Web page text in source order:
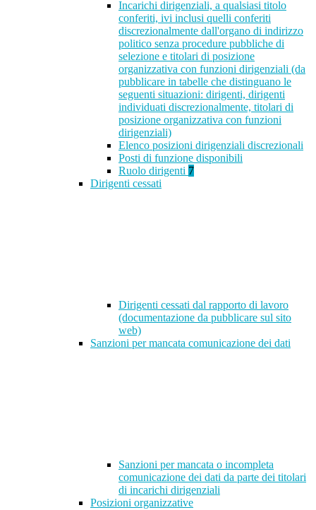
Incarichi dirigenziali, a qualsiasi titolo
conferiti, ivi inclusi quelli conferiti
discrezionalmente dall'organo di indirizzo
politico senza procedure pubbliche di
selezione e titolari di posizione
organizzativa con funzioni dirigenziali (da
pubblicare in tabelle che distinguano le
seguenti situazioni: dirigenti, dirigenti
individuati discrezionalmente, titolari di
posizione organizzativa con funzioni
dirigenziali)
Elenco posizioni dirigenziali discrezionali
Posti di funzione disponibili
Ruolo dirigenti 7
Dirigenti cessati
Dirigenti cessati dal rapporto di lavoro
(documentazione da pubblicare sul sito
web)
Sanzioni per mancata comunicazione dei dati
Sanzioni per mancata o incompleta
comunicazione dei dati da parte dei titolari
di incarichi dirigenziali
Posizioni organizzative